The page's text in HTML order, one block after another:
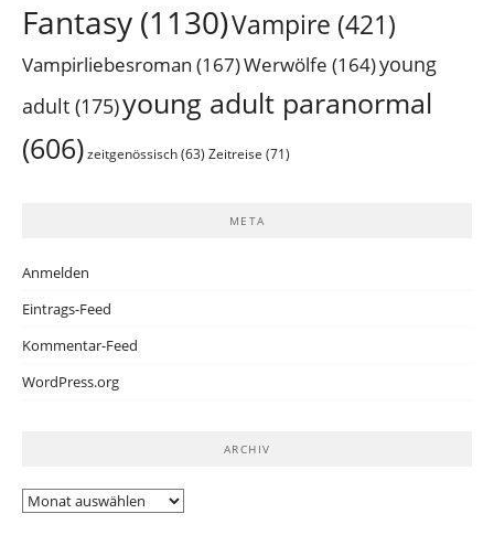
Fantasy (1130)Vampire (421)
Vampirliebesroman (167)Werwölfe (164)young
adult (175)young adult paranormal
(606) zeitgenössisch (63) Zeitreise (71)
META
Anmelden
Eintrags-Feed
Kommentar-Feed
WordPress.org
ARCHIV
Archiv